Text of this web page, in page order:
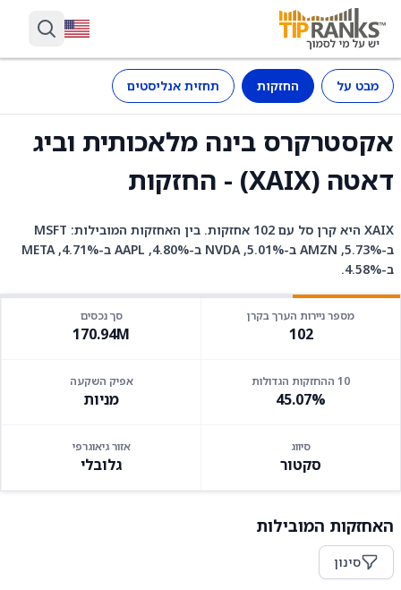
מבט על החזקות תחזית אנליסטים
אקסטרקרס בינה מלאכותית וביג
דאטה (XAIX) - החזקות
XAIX היא קרן סל עם 102 אחזקות. בין האחזקות המובילות: MSFT
ב-5.73%, AMZN ב-5.01%, NVDA ב-4.80%, AAPL ב-4.71%, META
ב-4.58%.
מספר ניירות הערך בקרן
102
סך נכסים
170.94M
10 ההחזקות הגדולות
45.07%
אפיק השקעה
מניות
סיווג
סקטור
אזור גיאוגרפי
גלובלי
האחזקות המובילות
סינון